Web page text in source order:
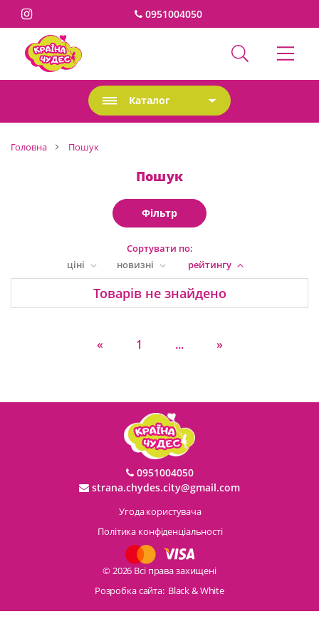
0951004050
Каталог
Головна Пошук
Пошук
Фільтр
Сортувати по:
ціні
новизні рейтингу
Товарів не знайдено
« 1 ... »
0951004050
strana.chydes.city@gmail.com
Угода користувача
Політика конфіденціальності
© 2026 Всі права захищені
Розробка сайта: Black & White